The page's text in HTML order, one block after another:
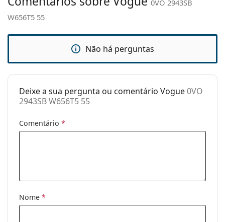
Dobradiça de
mola:
Não
Sim
Pano de
limpeza:
Sim
Outros
Género:
Mulher
Categoria:
0VO 2943SB
W656T5 55
Não há perguntas
Deixe a sua pergunta ou comentário Vogue0VO
2943SB W656T5 55
Comentário *
Nome *